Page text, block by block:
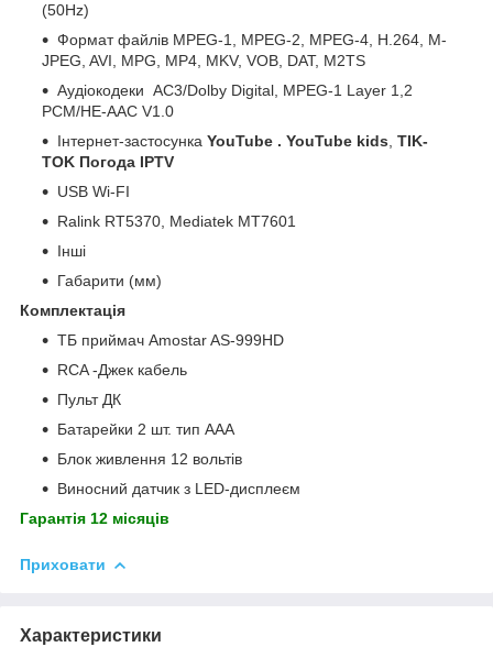
(50Hz)
Формат файлів MPEG-1, MPEG-2, MPEG-4, H.264, M-
JPEG, AVI, MPG, MP4, MKV, VOB, DAT, M2TS
Аудіокодеки АС3/Dolby Digital, MPEG-1 Layer 1,2
PCM/HE-AAC V1.0
Інтернет-застосунка YouTube . YouTube kids TIK-
TOK Погода IPTV
USB Wi-FI
Ralink RT5370, Mediatek MT7601
Інші
Габарити (мм)
Комплектація
ТБ приймач Amostar AS-999HD
RCA -Джек кабель
Пульт ДК
Батарейки 2 шт. тип ААА
Блок живлення 12 вольтів
Виносний датчик з LED-дисплеєм
Гарантія 12 місяців
Приховати
Характеристики